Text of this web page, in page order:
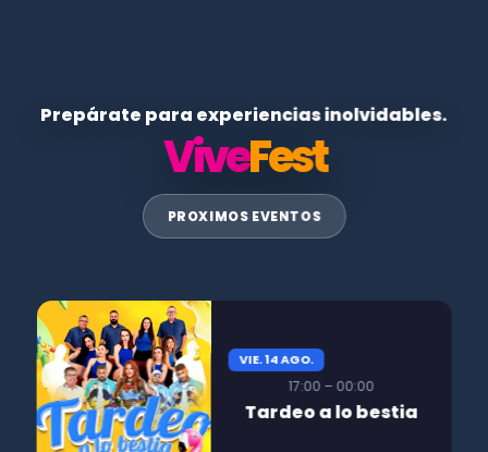
Prepárate para experiencias inolvidables.
ViveFest
PROXIMOS EVENTOS
VIE. 14 AGO.
17:00 – 00:00
Tardeo a lo bestia